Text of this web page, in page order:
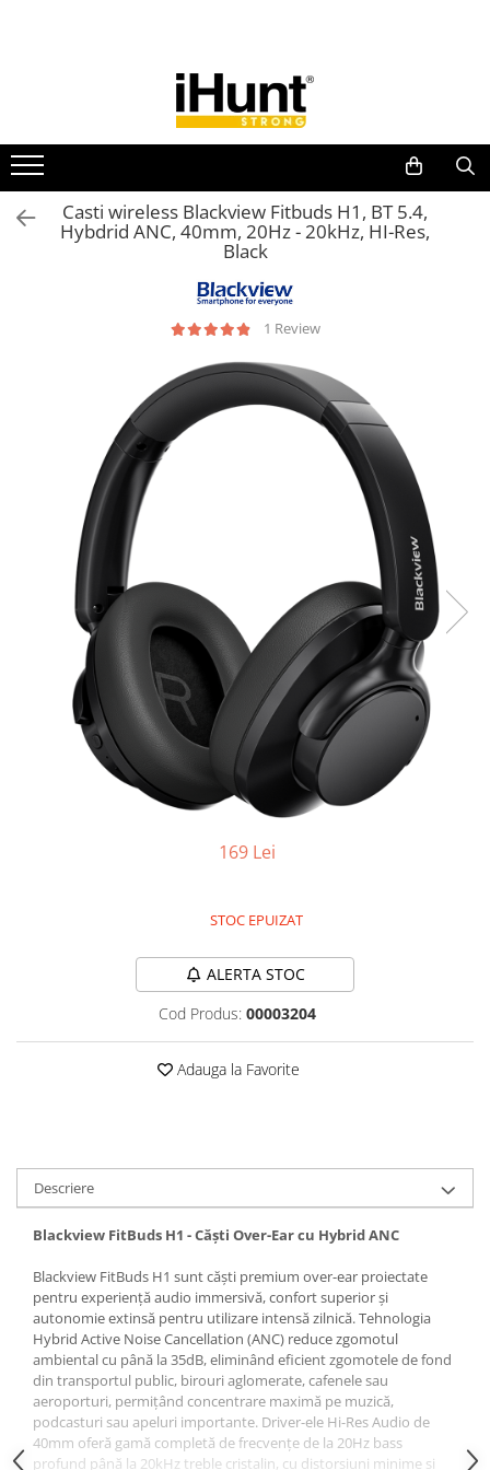
TELEFOANE & TABLETE IHUNT
Telefoane iHunt
Smartphone
Telefoane Rezistente
Telefoane Butoane
Accesorii smartwatch
ELECTROCASNICE
Aparate de Gătit
Oală sub Presiune
Slow Cooker
Grătar Grill
Gătit cu Aburi
Storcător
Deshidratoare
Blender
Aparate de Cafea
Aspiratoare Verticale
Friteuze Aer Cald / Air Fryer
Accesorii Consumabile
Coșuri de gunoi
Uscătoare de Păr
Plăci de Îndreptat Părul
SPA
CASA, GRADINA SI BRICOLAJ
Sigurante inteligente
Camere de supraveghere
Climatizare
Casti wireless Blackview Fitbuds H1, BT 5.4,
Hybdrid ANC, 40mm, 20Hz - 20kHz, HI-Res,
Black
1 Review
169 Lei
STOC EPUIZAT
ALERTA STOC
Cod Produs: 00003204
Adauga la Favorite
Descriere
Blackview FitBuds H1 - Căști Over-Ear cu Hybrid ANC
Blackview FitBuds H1 sunt căști premium over-ear proiectate
pentru experiență audio immersivă, confort superior și
autonomie extinsă pentru utilizare intensă zilnică. Tehnologia
Hybrid Active Noise Cancellation (ANC) reduce zgomotul
ambiental cu până la 35dB, eliminând eficient zgomotele de fond
din transportul public, birouri aglomerate, cafenele sau
aeroporturi, permițând concentrare maximă pe muzică,
podcasturi sau apeluri importante. Driver-ele Hi-Res Audio de
40mm oferă gamă completă de frecvențe de la 20Hz bass
profund până la 20kHz treble cristalin, cu distorsiuni minime și